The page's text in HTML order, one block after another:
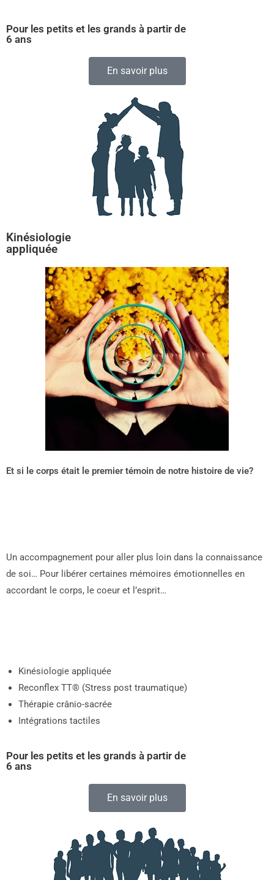
Pour les petits et les grands à partir de
6 ans
En savoir plus
Kinésiologie
appliquée
Et si le corps était le premier témoin de notre histoire de vie?
Un accompagnement pour aller plus loin dans la connaissance
de soi… Pour libérer certaines mémoires émotionnelles en
accordant le corps, le coeur et l’esprit…
Kinésiologie appliquée
Reconflex TT® (Stress post traumatique)
Thérapie crânio-sacrée
Intégrations tactiles
Pour les petits et les grands à partir de
6 ans
En savoir plus